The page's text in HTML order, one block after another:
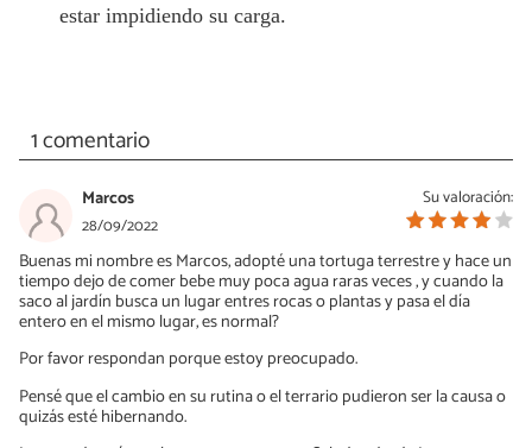
estar impidiendo su carga.
1 comentario
Su valoración:
Marcos
28/09/2022
Buenas mi nombre es Marcos, adopté una tortuga terrestre y hace un
tiempo dejo de comer bebe muy poca agua raras veces , y cuando la
saco al jardín busca un lugar entres rocas o plantas y pasa el día
entero en el mismo lugar, es normal?
Por favor respondan porque estoy preocupado.
Pensé que el cambio en su rutina o el terrario pudieron ser la causa o
quizás esté hibernando.